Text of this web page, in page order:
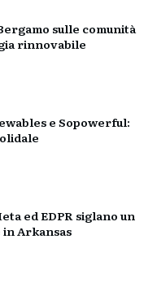
sulle comunità
rinnovabile
e Sopowerful:
ed EDPR siglano un
in Arkansas